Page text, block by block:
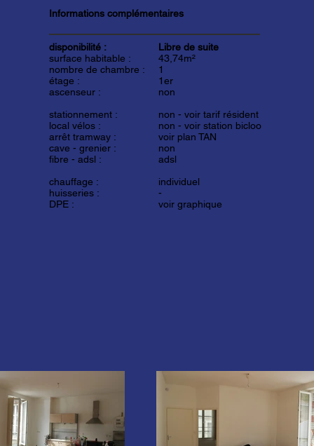
Informations complémentaires
disponibilité :
surface habitable :
nombre de chambre :
étage :
ascenseur :
stationnement :
local vélos :
arrêt tramway :
cave - grenier :
fibre - adsl :
chauffage :
huisseries :
DPE :
Libre de suite
43,74m²
1
1er
non
non - voir tarif résident
non - voir station bicloo
voir plan TAN
non
adsl
individuel
-
voir graphique